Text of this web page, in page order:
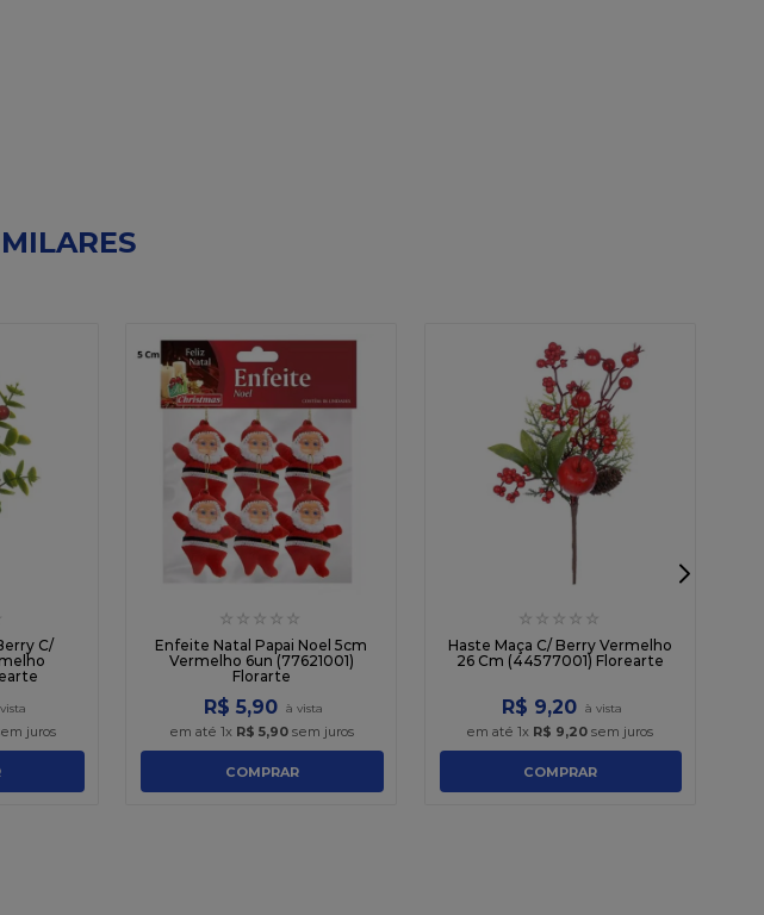
C/
juros
☆ ☆ ☆ ☆ ☆
Enfeite Natal Papai Noel 5cm
Vermelho 6un (77621001)
Florarte
R$ 5,90
em até 1x R$ 5,90sem juros
COMPRAR
☆ ☆ ☆ ☆ ☆
Haste Maça C/ Berry Vermelho
26 Cm (44577001) Florearte
R$ 9,20
em até1x R$ 9,20 sem juros
COMPRAR